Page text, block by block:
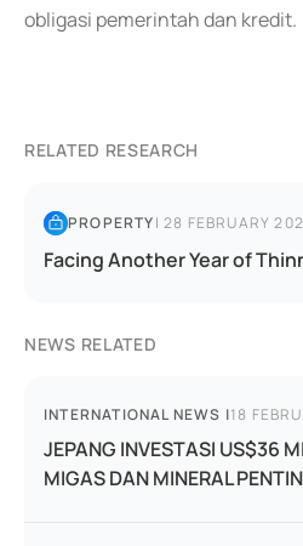
obligasi pemerintah dan
RELATED RESEARCH
PROPERTY|28 FEBRUARY
Facing Another Year of
NEWS RELATED
INTERNATIONAL NEWS |18
JEPANG INVESTASI US$36
MIGAS DAN MINERAL